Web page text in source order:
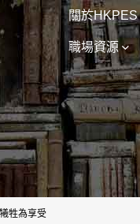
關於HKPES
職場資源
牲為享受